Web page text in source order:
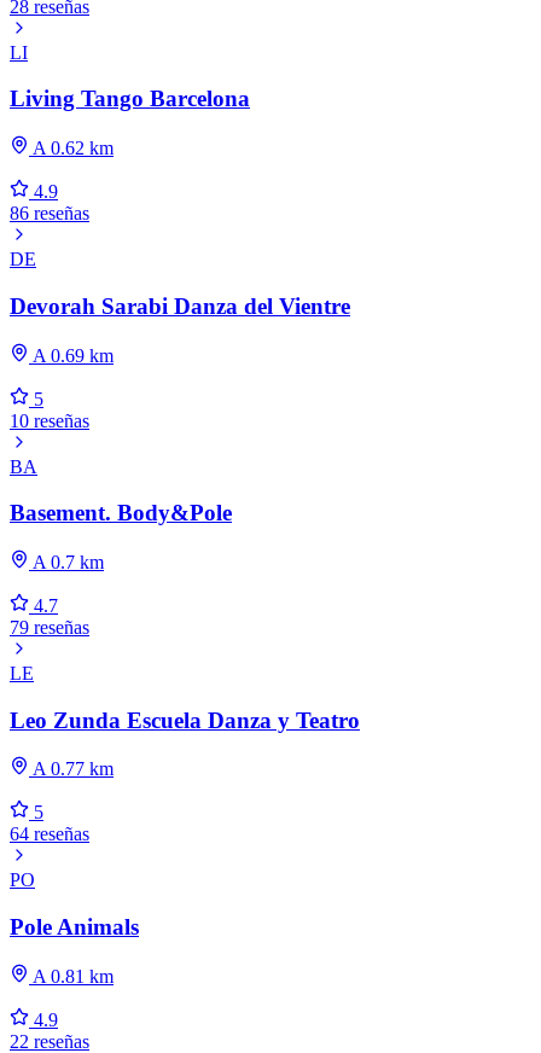
28 reseñas
LI
Living Tango Barcelona
A 0.62 km
4.9
86 reseñas
DE
Devorah Sarabi Danza del Vientre
A 0.69 km
5
10 reseñas
BA
Basement. Body&Pole
A 0.7 km
4.7
79 reseñas
LE
Leo Zunda Escuela Danza y Teatro
A 0.77 km
5
64 reseñas
PO
Pole Animals
A 0.81 km
4.9
22 reseñas